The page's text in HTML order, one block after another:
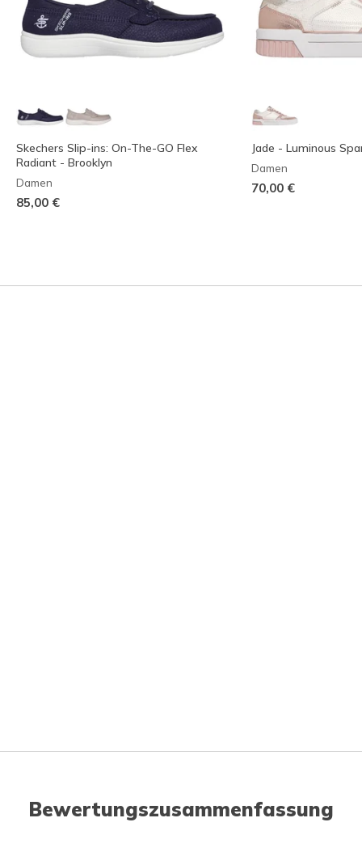
Skechers Slip-ins: On-The-GO Flex
Radiant - Brooklyn
Damen
85,00 €
Jade - Luminous
Damen
70,00 €
Bewertungszusammenfassung